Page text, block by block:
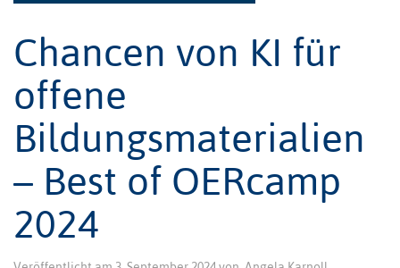
Chancen von KI für
offene
Bildungsmaterialien
– Best of OERcamp
2024